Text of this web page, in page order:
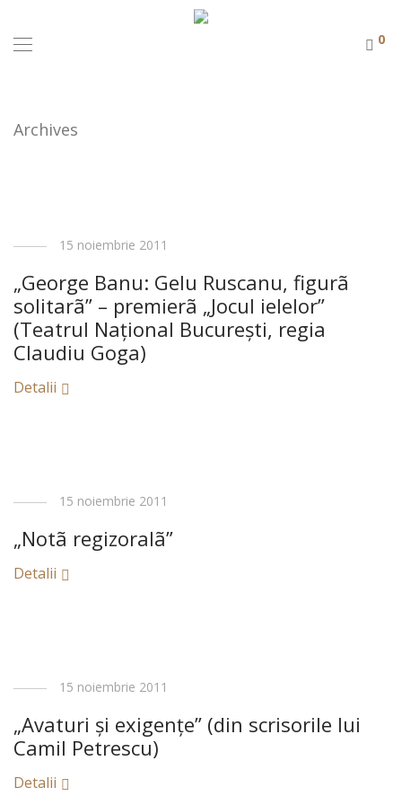
0
Archives
15 noiembrie 2011
„George Banu: Gelu Ruscanu, figurã
solitarã” – premierã „Jocul ielelor”
(Teatrul Naţional Bucureşti, regia
Claudiu Goga)
Detalii
15 noiembrie 2011
„Notã regizoralã”
Detalii
15 noiembrie 2011
„Avaturi şi exigenţe” (din scrisorile lui
Camil Petrescu)
Detalii